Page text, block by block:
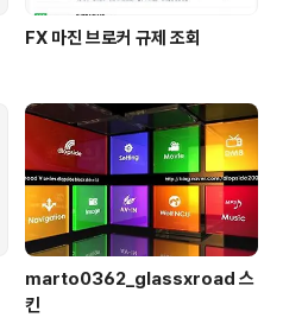
FX 마진 브로커 규제 조회
marto0362_glassxroad 스
킨